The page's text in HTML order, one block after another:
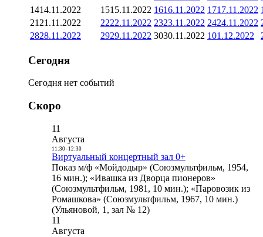
1414.11.2022 1515.11.2022 1616.11.2022 1717.11.2022
21 21.11.2022 2222.11.2022 2323.11.2022 2424.11.2022
2828.11.2022 2929.11.2022 3030.11.2022 101.12.2022
Сегодня
Сегодня нет событий
Скоро
11
Августа
11:30- 12:30
Виртуальный концертный зал 0+
Показ м/ф «Мойдодыр» (Союзмультфильм, 1954,
16 мин.); «Ивашка из Дворца пионеров»
(Союзмультфильм, 1981, 10 мин.); «Паровозик из
Ромашкова» (Союзмультфильм, 1967, 10 мин.)
(Ульяновой, 1, зал № 12)
11
Августа